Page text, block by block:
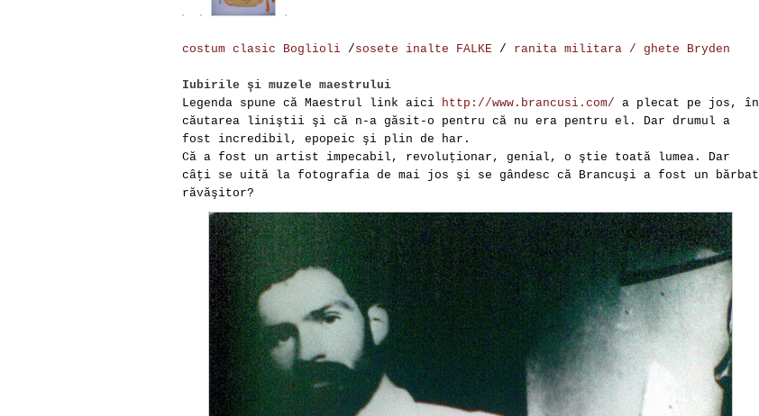
costum clasic Boglioli /sosete inalte FALKE / ranita militara / ghete Bryden
Iubirile şi muzele maestrului
Legenda spune că Maestrul link aici
http ://www . brancusi . com/ a plecat pe jos, în
căutarea liniştii şi că n-a găsit-o pentru că nu era pentru el. Dar drumul a
fost incredibil, epopeic şi plin de har.
Că a fost un artist impecabil, revoluţionar, genial, o ştie toată lumea. Dar
câţi se uită la fotografia de mai jos şi se gândesc că Brancuşi a fost un bărbat
răvăşitor?